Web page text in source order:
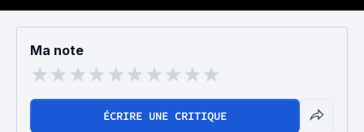
Ma note
ÉCRIRE UNE CRITIQUE